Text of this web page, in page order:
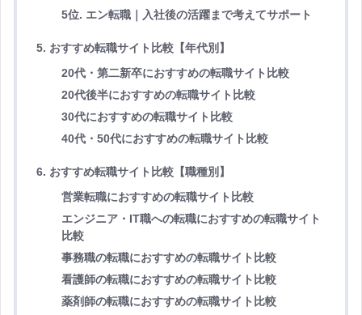
5位. エン転職｜入社後の活躍まで考えてサポート
5. おすすめ転職サイト比較【年代別】
20代・第二新卒におすすめの転職サイト比較
20代後半におすすめの転職サイト比較
30代におすすめの転職サイト比較
40代・50代におすすめの転職サイト比較
6. おすすめ転職サイト比較【職種別】
営業転職におすすめの転職サイト比較
エンジニア・IT職への転職におすすめの転職サイト
比較
事務職の転職におすすめの転職サイト比較
看護師の転職におすすめの転職サイト比較
薬剤師の転職におすすめの転職サイト比較